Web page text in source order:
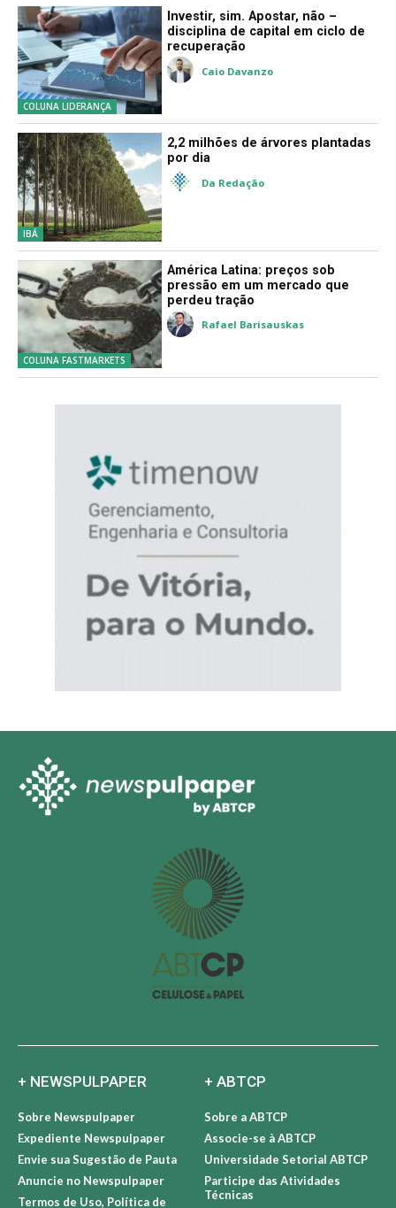
INDICADORES E PREÇOS
COLUNA LIDERANÇA
Investir, sim. Apostar, não –
disciplina de capital em ciclo de
recuperação
IBÁ
2,2 milhões de árvores plantadas
por dia
América Latina: preços sob
pressão em um mercado que
perdeu tração
+ NEWSPULPAPER
Sobre Newspulpaper
+ ABTCP
Sobre a ABTCP